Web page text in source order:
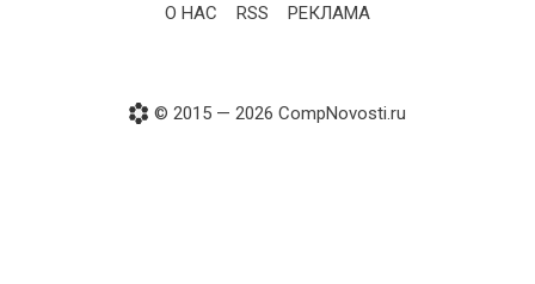
О НАС RSS РЕКЛАМА
© 2015 — 2026 CompNovosti.ru